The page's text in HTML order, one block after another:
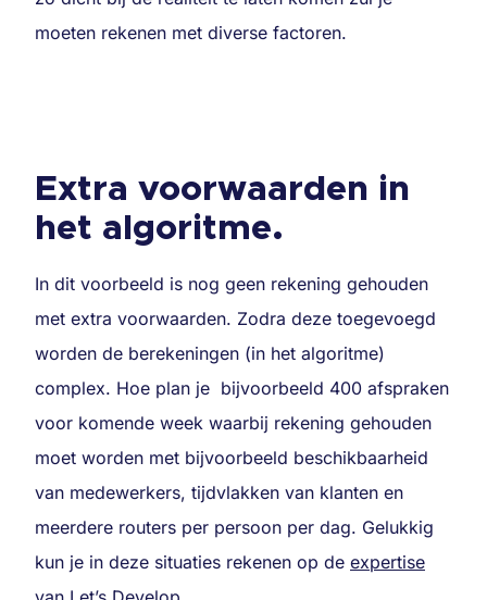
moeten rekenen met diverse factoren.
Extra voorwaarden in
het algoritme.
In dit voorbeeld is nog geen rekening gehouden
met extra voorwaarden. Zodra deze toegevoegd
worden de berekeningen (in het algoritme)
complex. Hoe plan je bijvoorbeeld 400 afspraken
voor komende week waarbij rekening gehouden
moet worden met bijvoorbeeld beschikbaarheid
van medewerkers, tijdvlakken van klanten en
meerdere routers per persoon per dag. Gelukkig
kun je in deze situaties rekenen op de expertise